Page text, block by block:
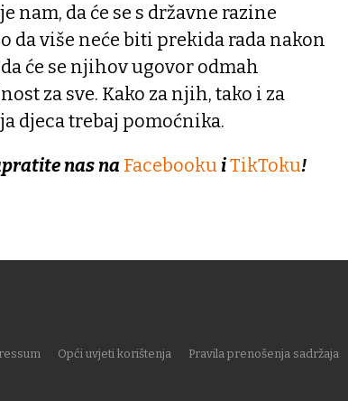
nam, da će se s državne razine
da više neće biti prekida rada nakon
će se njihov ugovor odmah
za sve. Kako za njih, tako i za
djeca trebaj pomoćnika.
nas na Facebooku iTikToku!
Opći uvjeti korištenja Pravila prenošenja sadržaja